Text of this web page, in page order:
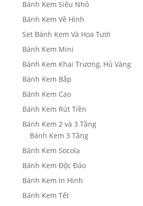
Bánh Kem Siêu Nhỏ
Bánh Kem Vẽ Hình
Set Bánh Kem Và Hoa Tươi
Bánh Kem Mini
Bánh Kem Khai Trương, Hủ Vàng
Bánh Kem Bắp
Bánh Kem Cao
Bánh Kem Rút Tiền
Bánh Kem 2 và 3 Tầng
Bánh Kem 3 Tầng
Bánh Kem Socola
Bánh Kem Độc Đáo
Bánh Kem In Hình
Bánh Kem Tết